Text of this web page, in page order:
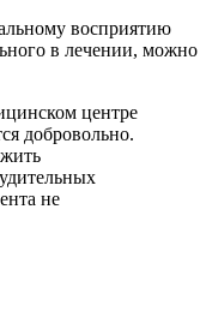
восприятию
в лечении, можно
центре
добровольно.
не